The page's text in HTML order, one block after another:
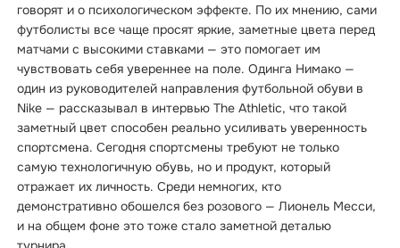
говорят и о психологическом эффекте. По их мнению, сами
футболисты все чаще просят яркие, заметные цвета перед
матчами с высокими ставками — это помогает им
чувствовать себя увереннее на поле. Одинга Нимако —
один из руководителей направления футбольной обуви в
Nike — рассказывал в интервью The Athletic, что такой
заметный цвет способен реально усиливать уверенность
спортсмена. Сегодня спортсмены требуют не только
самую технологичную обувь, но и продукт, который
отражает их личность. Среди немногих, кто
демонстративно обошелся без розового — Лионель Месси,
и на общем фоне это тоже стало заметной деталью